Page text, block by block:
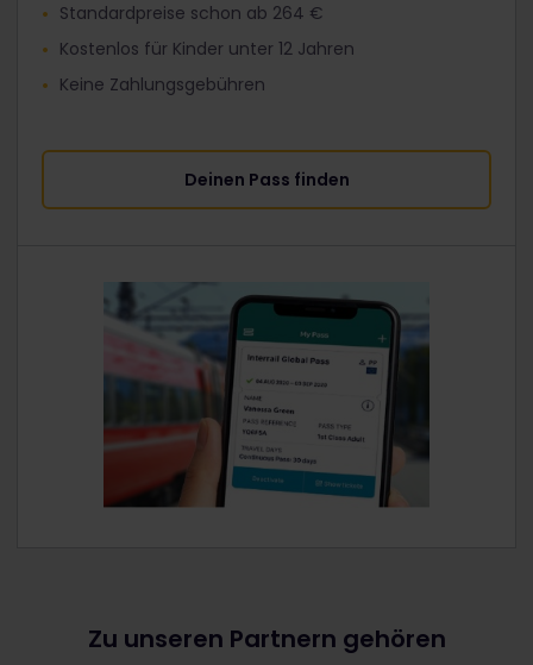
Standardpreise schon ab 264 €
Kostenlos für Kinder unter 12 Jahren
Keine Zahlungsgebühren
Deinen Pass finden
Zu unseren Partnern gehören